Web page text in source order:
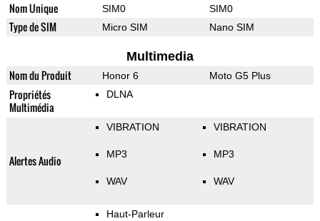
Nom Unique SIM0 SIM0
Type de SIM Micro SIM Nano SIM
Multimedia
Nom du Produit Honor 6 Moto G5 Plus
Propriétés
Multimédia
DLNA
Alertes Audio
VIBRATION
MP3
WAV
VIBRATION
MP3
WAV
Haut-Parleur